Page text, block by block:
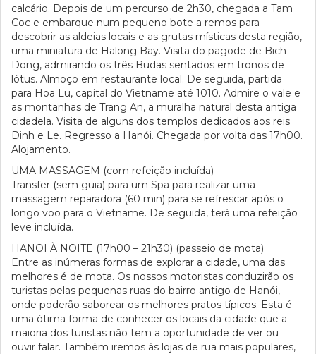
calcário. Depois de um percurso de 2h30, chegada a Tam
Coc e embarque num pequeno bote a remos para
descobrir as aldeias locais e as grutas místicas desta região,
uma miniatura de Halong Bay. Visita do pagode de Bich
Dong, admirando os três Budas sentados em tronos de
lótus. Almoço em restaurante local. De seguida, partida
para Hoa Lu, capital do Vietname até 1010. Admire o vale e
as montanhas de Trang An, a muralha natural desta antiga
cidadela. Visita de alguns dos templos dedicados aos reis
Dinh e Le. Regresso a Hanói. Chegada por volta das 17h00.
Alojamento.
UMA MASSAGEM (com refeição incluída)
Transfer (sem guia) para um Spa para realizar uma
massagem reparadora (60 min) para se refrescar após o
longo voo para o Vietname. De seguida, terá uma refeição
leve incluída.
HANOI À NOITE (17h00 – 21h30) (passeio de mota)
Entre as inúmeras formas de explorar a cidade, uma das
melhores é de mota. Os nossos motoristas conduzirão os
turistas pelas pequenas ruas do bairro antigo de Hanói,
onde poderão saborear os melhores pratos típicos. Esta é
uma ótima forma de conhecer os locais da cidade que a
maioria dos turistas não tem a oportunidade de ver ou
ouvir falar. Também iremos às lojas de rua mais populares,